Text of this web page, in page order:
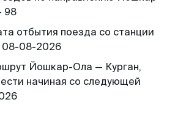
98
отбытия поезда со станции
08-08-2026
Йошкар-Ола — Курган,
начиная со следующей